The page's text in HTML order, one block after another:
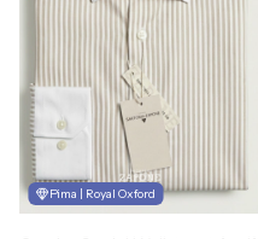
Pima | Royal Oxford